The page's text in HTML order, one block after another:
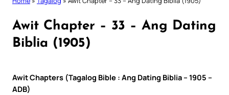
Awit Chapter – 33 – Ang Dating
Biblia (1905)
Awit Chapters (Tagalog Bible : Ang Dating Biblia – 1905 –
ADB)